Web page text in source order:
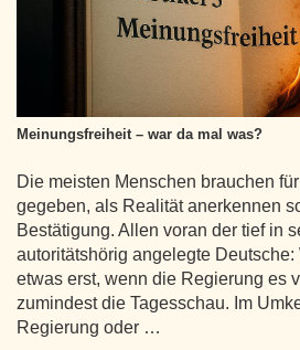
Meinungsfreiheit – war da mal was?
Die meisten Menschen brauchen
gegeben, als Realität anerkennen
Bestätigung. Allen voran der tief in
autoritätshörig angelegte
etwas erst, wenn die Regierung es
zumindest die Tagesschau. Im
Regierung oder …